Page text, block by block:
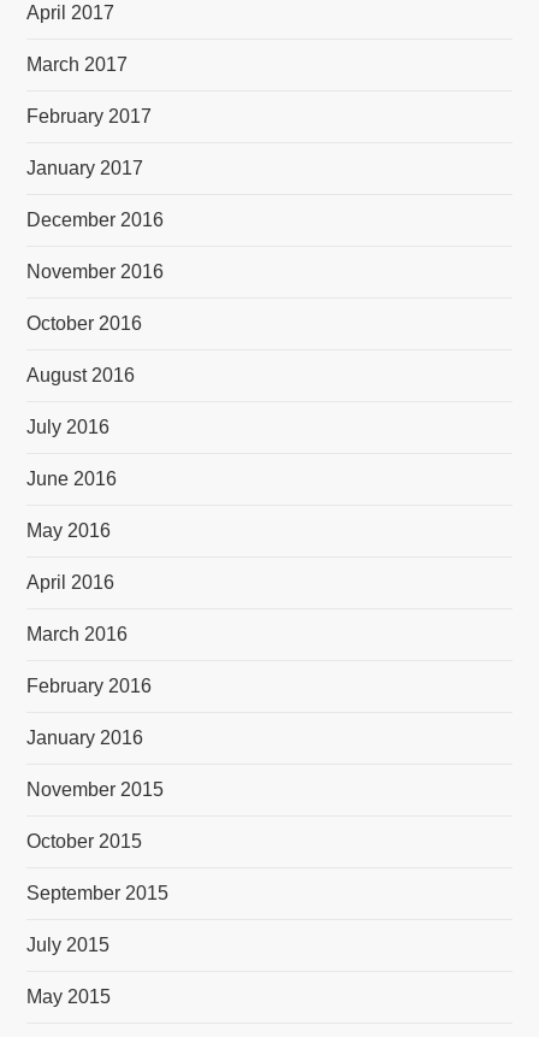
April 2017
March 2017
February 2017
January 2017
December 2016
November 2016
October 2016
August 2016
July 2016
June 2016
May 2016
April 2016
March 2016
February 2016
January 2016
November 2015
October 2015
September 2015
July 2015
May 2015